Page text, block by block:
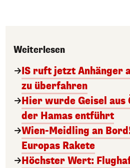
Weiterlesen
IS ruft jetzt Anhänger
zu überfahren
Hier wurde Geisel
der Hamas entführt
Wien-Meidling an
Europas Rakete
Höchster Wert: